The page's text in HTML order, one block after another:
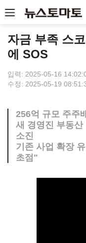
자금 부족 스
에 SOS
입력: 2025-05-16
수정: 2025-05-19
256억 규모 주주
새 경영진 부동
소진
기존 사업 확장
초점"